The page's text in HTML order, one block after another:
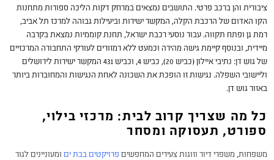
ציבורית והן ברכב פרטי. התושבים נמצאים במרחק דקות הליכה ספורות מתחנות
הקו האדום של הרכבת הקלה, המקשר ישירות וביעילות גבוהה למרכז תל אביב,
רמת גן ופתח תקווה. עבור נוסעי רכבת ישראל, תחנת קוממיות נמצאת בקרבה
מיידית, ובנוסף קיימת גישה מהירה וכמעט ללא רמזורים לעורקי התחבורה המרכזיים
של גוש דן: נתיבי איילון (כביש 20), כביש 4, וכביש 431 המקשר ישירות לירושלים
וליישובי השפלה. נגישות זו הופכת את השכונה לאחת הנגישות והמחוברות ביותר
באזור גוש דן.
כל מה שצריך קרוב לבית: מרכזי בילוי,
ספורט, תעסוקה ומסחר
משפחות, משפרי דיור וזוגות צעירים המחפשים פרויקטים בבת ים ומעוניינים לגור